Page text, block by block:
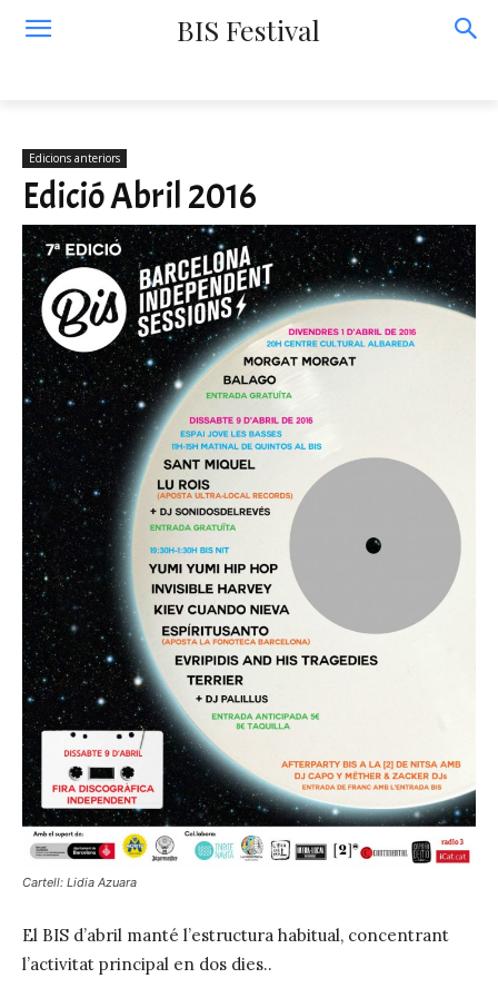
BIS Festival
Edicions anteriors
Edició Abril 2016
Cartell: Lidia Azuara
El BIS d’abril manté l’estructura habitual, concentrant
l’activitat principal en dos dies..